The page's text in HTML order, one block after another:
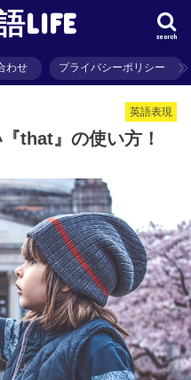
LIFE search
わせ プライバシーポリシー
英語表現
that』の使い方！